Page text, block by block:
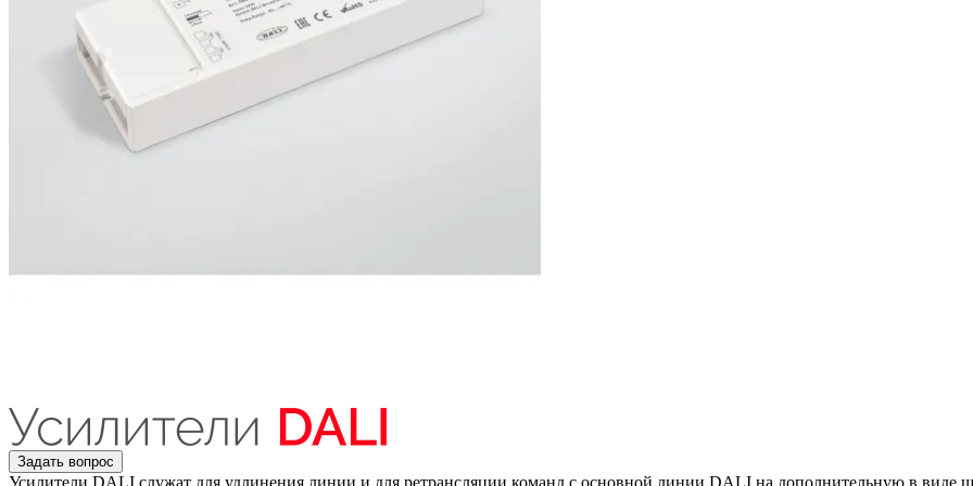
Задать вопрос
Усилители DALI служат для удлинения линии и для ретрансляции команд с основной линии DALI на дополнительную в виде